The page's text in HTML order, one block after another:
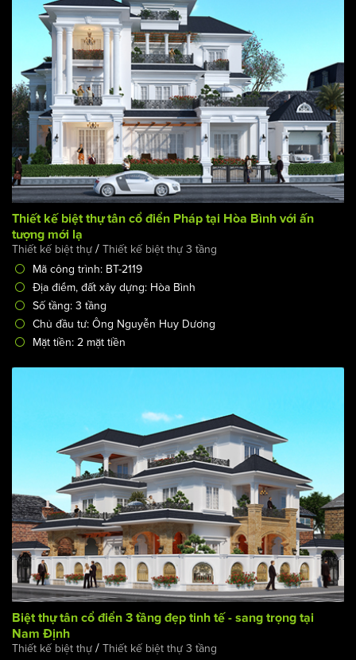
Thiết kế biệt thự tân cổ điển Pháp tại Hòa Bình với ấn
tượng mới lạ
Thiết kế biệt thự / Thiết kế biệt thự 3 tầng
Mã công trình: BT-2119
Địa điểm, đất xây dựng: Hòa Bình
Số tầng: 3 tầng
Chủ đầu tư: Ông Nguyễn Huy Dương
Mặt tiền: 2 mặt tiền
Biệt thự tân cổ điển 3 tầng đẹp tinh tế - sang trọng tại
Nam Định
Thiết kế biệt thự / Thiết kế biệt thự 3 tầng